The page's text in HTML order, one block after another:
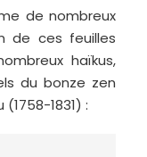
de nombreux
de ces feuilles
haïkus,
du bonze zen
1831) :